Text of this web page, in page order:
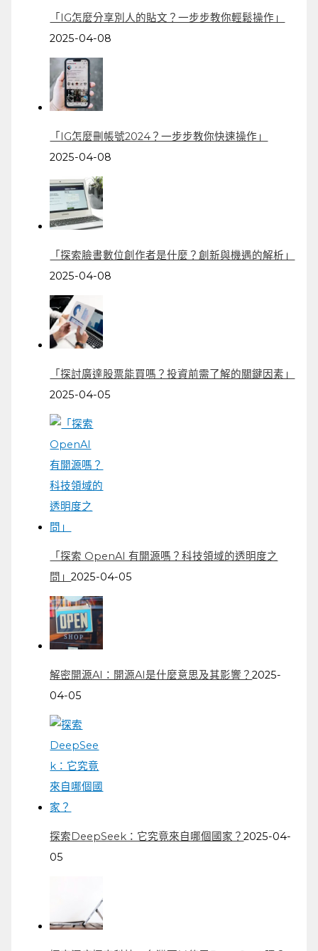
「IG怎麼分享別人的貼文？一步步教你輕鬆操作」
2025-04-08
「IG怎麼刪帳號2024？一步步教你快速操作」
2025-04-08
「探索臉書數位創作者是什麼？創新與機遇的解析」
2025-04-08
「探討廣達股票能買嗎？投資前需了解的關鍵因素」
2025-04-05
「探索 OpenAI 有開源嗎？科技領域的透明度之
問」2025-04-05
解密開源AI：開源AI是什麼意思及其影響？2025-
04-05
探索DeepSeek：它究竟來自哪個國家？2025-04-
05